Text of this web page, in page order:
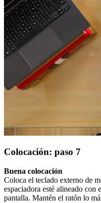
Colocación: paso 7
Buena colocación
Coloca el teclado externo de
espaciadora esté alineado con
pantalla. Mantén el ratón lo